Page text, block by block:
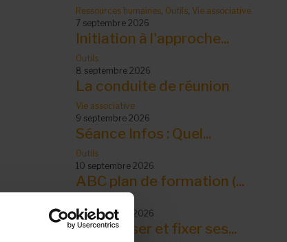
Ressources humaines Outils Vie associative
7 septembre 2026
Initiation à l'approche...
Outils
8 septembre 2026
La conduite de réunion
Vie associative
9 septembre 2026
Séance Infos : Quel...
Outils
10 septembre 2026
ABC plan de formation (...
10 septembre 2026
S’organiser et fixer ses...